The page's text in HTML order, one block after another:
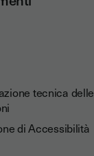
tecnica delle
di Accessibilità